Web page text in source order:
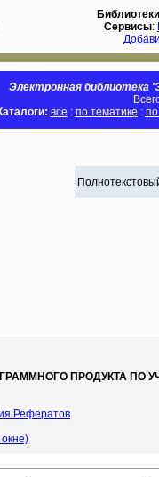
Библиотеки
Сервисы:
Электронная библиотека
все : по тематике :
ПРОДУКТА ПО
Рефератов